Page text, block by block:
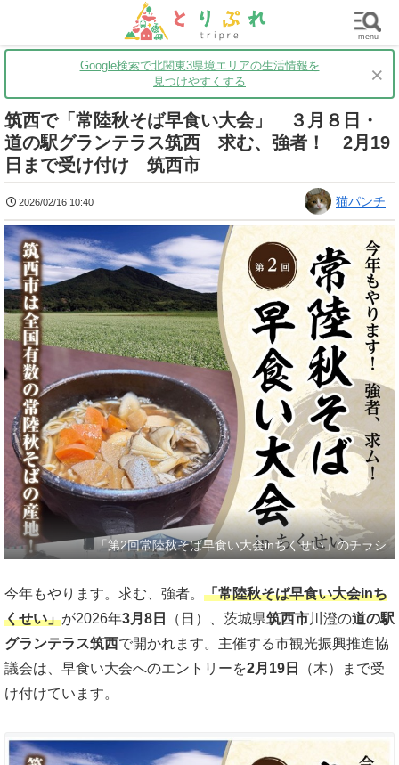
茨城 グルメ 買い物 子育て
Google検索で北関東3県境エリアの生活情報を
見つけやすくする
×
筑西で「常陸秋そば早食い大会」 ３月８日・
道の駅グランテラス筑西 求む、強者！ 2月19
日まで受け付け 筑西市
2026/02/16 10:40 猫パンチ
「第2回常陸秋そば早食い大会inちくせい」のチラシ
今年もやります。求む、強者。 「常陸秋そば早食い大会inち
くせい」が2026年3月8日 （日）、茨城県筑西市川澄の道の駅
グランテラス筑西で開かれます。主催する市観光振興推進協
議会は、早食い大会へのエントリーを2月19日
（木）まで受
け付けています。
menu